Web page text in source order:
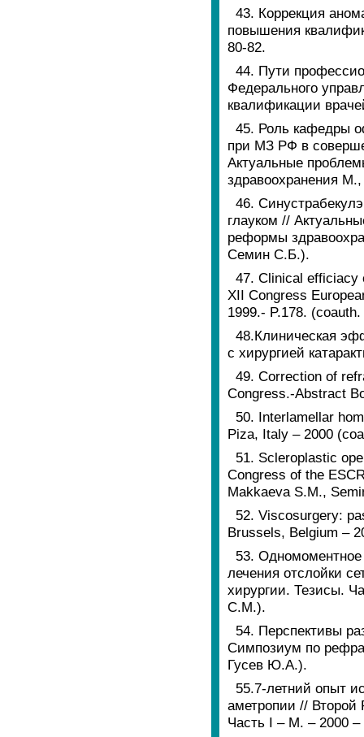
43. Коррекция
повышения
80-82.
44. Пути
Федерального
квалификации
45. Роль кафедры
при МЗ РФ в
Актуальные
здравоохранения
46.
глауком //
реформы
Семин С.Б.).
47. Clinical efficiacy
XII Congress
1999.- P.178.
48.Клиническая
с хирургией
49. Correction of
Congress.-Abstract
50. Interlamellar
Piza, Italy – 2000
51. Scleroplastic
Congress of the
Makkaeva S.M.,
52. Viscosurgery:
Brussels, Belgium –
53. Одномоментное
лечения отслойки
хирургии. Тезисы.
С.М.).
54. Перспективы
Симпозиум по
Гусев Ю.А.).
55.7-летний опыт
аметропии // Второй
Часть I – М. – 2000